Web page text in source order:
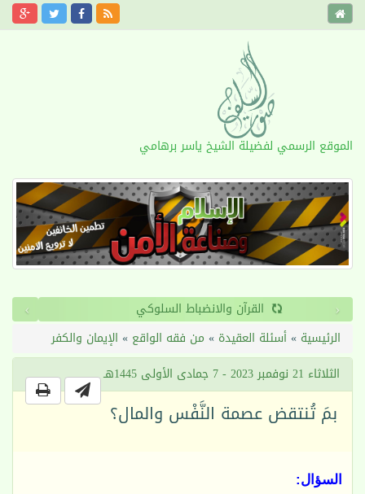
الموقع الرسمي لفضيلة الشيخ ياسر برهامي
القرآن والانضباط السلوكي ‹
›
الرئيسية »أسئلة العقيدة » من فقه الواقع » الإيمان والكفر
الثلاثاء 21 نوفمبر 2023 - 7 جمادى الأولى 1445هـ
بمَ تُنتقض عصمة النَّفْس والمال؟
السؤال: